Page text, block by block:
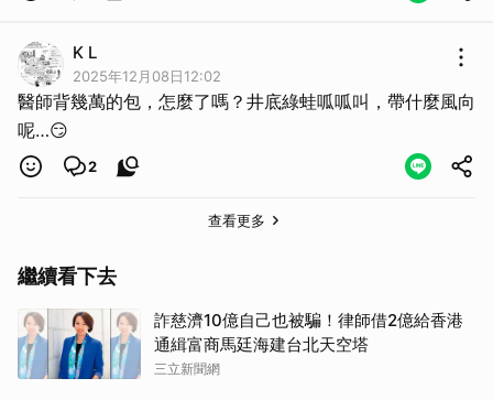
K L
2025年12月08日12:02
醫師背幾萬的包，怎麼了嗎？井底綠蛙呱呱叫，帶什麼風向
呢…😏
2
查看更多
繼續看下去
詐慈濟10億自己也被騙！律師借2億給香港
通緝富商馬廷海建台北天空塔
三立新聞網